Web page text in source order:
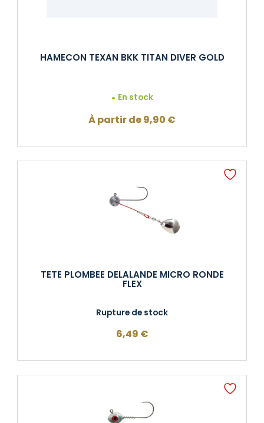
HAMECON TEXAN BKK TITAN DIVER GOLD
En stock
À partir de9,90 €
TETE PLOMBEE DELALANDE MICRO RONDE
FLEX
Rupture de stock
6,49 €